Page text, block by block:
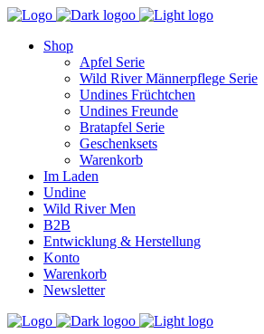
Shop
Apfel Serie
Wild River Männerpflege Serie
Undines Früchtchen
Undines Freunde
Bratapfel Serie
Geschenksets
Warenkorb
Im Laden
Undine
Wild River Men
B2B
Entwicklung & Herstellung
Konto
Warenkorb
Newsletter